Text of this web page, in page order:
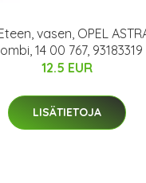
vasen, OPEL
14 00 767, 93183319
12.5 EUR
LISÄTIETOJA